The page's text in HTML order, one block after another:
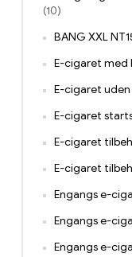
(10)
BANG XXL
E-cigaret med
E-cigaret uden
E-cigaret
E-cigaret
E-cigaret
Engangs e-
Engangs e-
Engangs e-